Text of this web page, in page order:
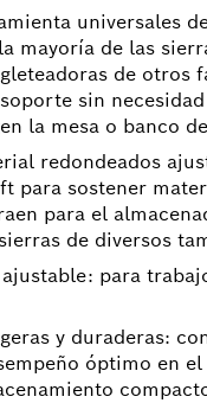
universales
mayoría de las
de otros
sin
la mesa o banco
redondeados
para sostener
para el
de diversos
para
y duraderas:
óptimo en